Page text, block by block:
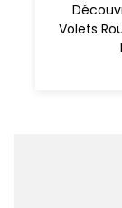
Volets